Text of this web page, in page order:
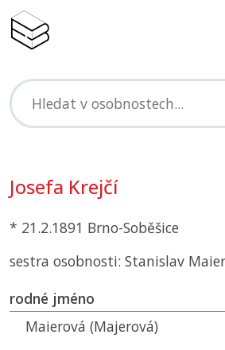
Josefa Krejčí
* 21.2.1891 Brno-Soběšice
sestra osobnosti: Stanislav
rodné jméno
Maierová (Majerová)